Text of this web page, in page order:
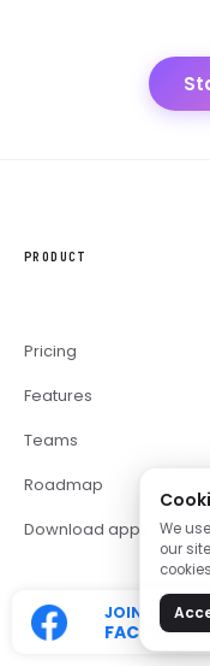
JOIN OUR
FACEBOOK
PRODUCT
Pricing
Features
Teams
Roadmap
Download apps
COMPANY
We
our